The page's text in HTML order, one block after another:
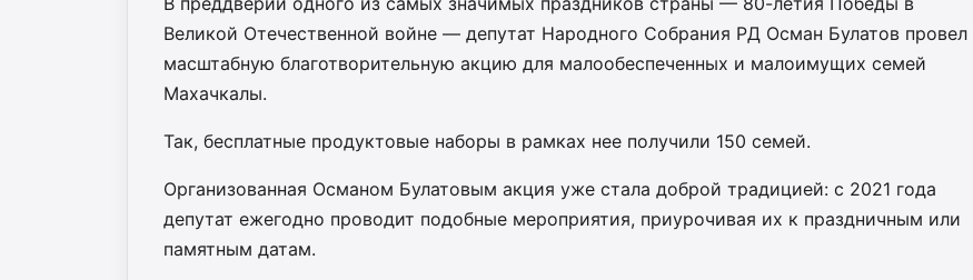
Великой Отечественной войне — депутат Народного Собрания РД Осман Булатов провел
масштабную благотворительную акцию для малообеспеченных и малоимущих семей
Махачкалы.
Так, бесплатные продуктовые наборы в рамках нее получили 150 семей.
Организованная Османом Булатовым акция уже стала доброй традицией: с 2021 года
депутат ежегодно проводит подобные мероприятия, приурочивая их к праздничным или
памятным датам.